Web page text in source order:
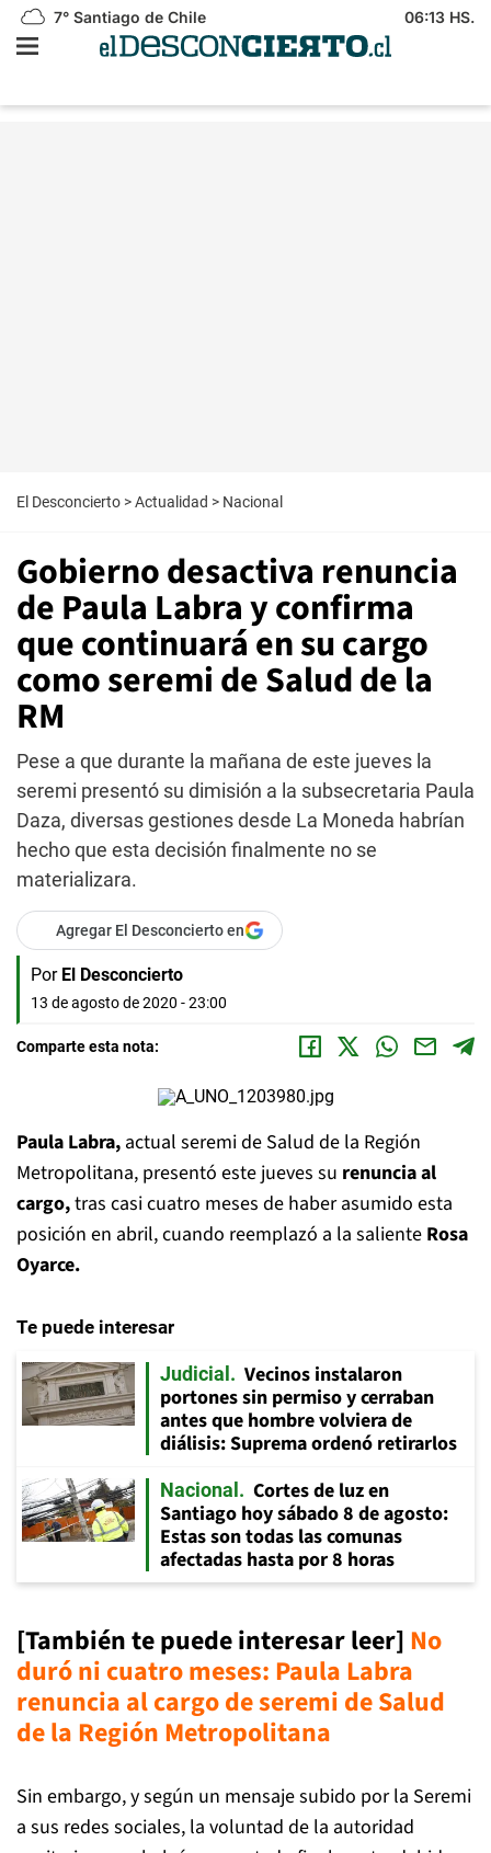
7° Santiago de Chile 06:13 HS.
El Desconcierto >Actualidad > Nacional
Gobierno desactiva renuncia
de Paula Labra y confirma
que continuará en su cargo
como seremi de Salud de la
RM
Pese a que durante la mañana de este jueves la
seremi presentó su dimisión a la subsecretaria Paula
Daza, diversas gestiones desde La Moneda habrían
hecho que esta decisión finalmente no se
materializara.
Agregar El Desconcierto en
Por El Desconcierto
13 de agosto de 2020 - 23:00
Comparte esta nota:
Paula Labra, actual seremi de Salud de la Región
Metropolitana, presentó este jueves su renuncia al
cargo,tras casi cuatro meses de haber asumido esta
posición en abril, cuando reemplazó a la saliente Rosa
Oyarce.
Te puede interesar
Judicial
Vecinos instalaron
portones sin permiso y cerraban
antes que hombre volviera de
diálisis: Suprema ordenó retirarlos
Nacional
Cortes de luz en
Santiago hoy sábado 8 de agosto:
Estas son todas las comunas
afectadas hasta por 8 horas
[También te puede interesar leer] No
duró ni cuatro meses: Paula Labra
renuncia al cargo de seremi de Salud
de la Región Metropolitana
Sin embargo, y según un mensaje subido por la Seremi
a sus redes sociales, la voluntad de la autoridad